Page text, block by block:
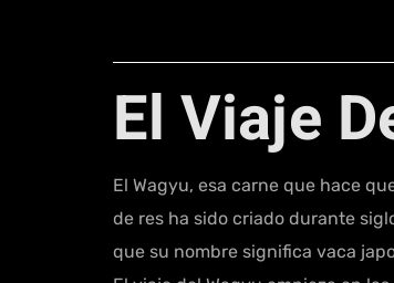
El Viaje
El Wagyu, esa carne que hace
de res ha sido criado durante
que su nombre significa vaca